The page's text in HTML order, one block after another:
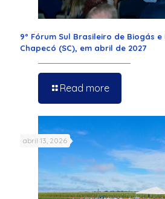
9º Fórum Sul Brasileiro de Biogás
Chapecó (SC), em abril de 2027
Read more
abril 13, 2026